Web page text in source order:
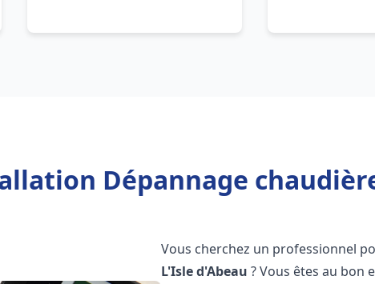
Dépannage
Vous cherchez un professionnel
L'Isle d'Abeau ? Vous êtes au bon